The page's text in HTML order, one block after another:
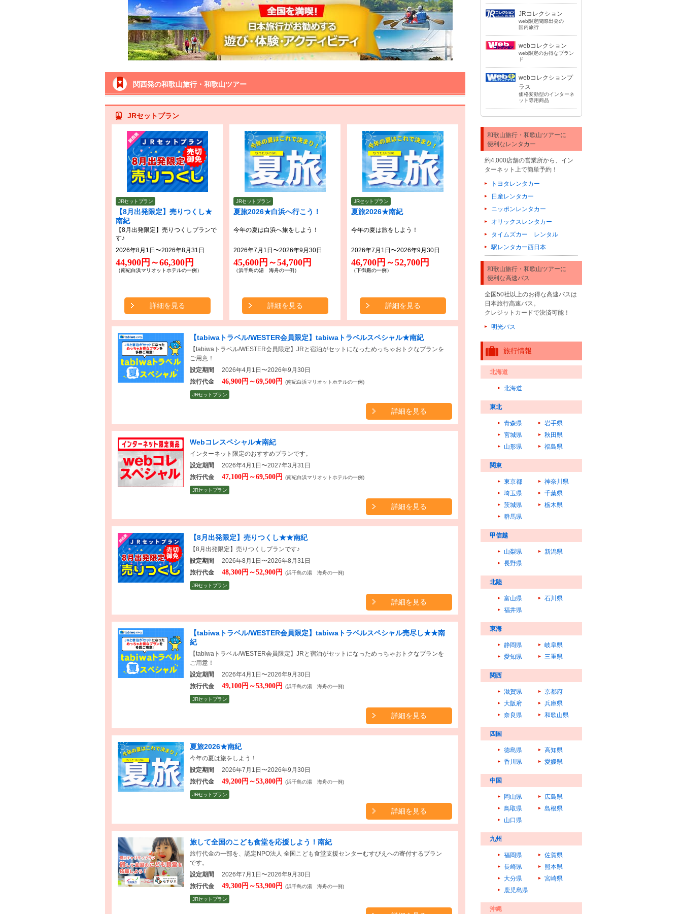
関西発の和歌山旅行・和歌山ツアー
JRセットプラン
JRセットプラン
【8月出発限定】売りつくし★
南紀
【8月出発限定】売りつくしプランで
す♪
2026年8月1日〜2026年8月31日
44,900円～66,300円
（南紀白浜マリオットホテルの一例）
詳細を見る
JRセットプラン
夏旅2026★白浜へ行こう！
今年の夏は白浜へ旅をしよう！
2026年7月1日〜2026年9月30日
45,600円～54,700円
（浜千鳥の湯 海舟の一例）
詳細を見る
JRセットプラン
夏旅2026★南紀
今年の夏は旅をしよう！
2026年7月1日〜2026年9月30日
46,700円～52,700円
（下御殿の一例）
詳細を見る
【tabiwaトラベル/WESTER会員限定】tabiwaトラベルスペシャル★南紀
【tabiwaトラベル/WESTER会員限定】JRと宿泊がセットになっためっちゃおトクなプランを
ご用意！
設定期間 2026年4月1日〜2026年9月30日
旅行代金
46,900円～69,500円 (南紀白浜マリオットホテルの一例)
JRセットプラン
詳細を見る
Webコレスペシャル★南紀
インターネット限定のおすすめプランです。
設定期間 2026年4月1日〜2027年3月31日
旅行代金
47,100円～69,500円 (南紀白浜マリオットホテルの一例)
JRセットプラン
詳細を見る
【8月出発限定】売りつくし★★南紀
【8月出発限定】売りつくしプランです♪
設定期間 2026年8月1日〜2026年8月31日
旅行代金
48,300円～52,900円 (浜千鳥の湯 海舟の一例)
JRセットプラン
詳細を見る
【tabiwaトラベル/WESTER会員限定】tabiwaトラベルスペシャル売尽し★★南
紀
【tabiwaトラベル/WESTER会員限定】JRと宿泊がセットになっためっちゃおトクなプランを
ご用意！
設定期間 2026年4月1日〜2026年9月30日
旅行代金
49,100円～53,900円 (浜千鳥の湯 海舟の一例)
JRセットプラン
詳細を見る
夏旅2026★南紀
今年の夏は旅をしよう！
設定期間 2026年7月1日〜2026年9月30日
旅行代金
49,200円～53,800円 (浜千鳥の湯 海舟の一例)
JRセットプラン
詳細を見る
旅して全国のこども食堂を応援しよう！南紀
旅行代金の一部を、認定NPO法人 全国こども食堂支援センターむすびえへの寄付するプラン
です。
設定期間 2026年7月1日〜2026年9月30日
旅行代金
49,300円～53,900円 (浜千鳥の湯 海舟の一例)
JRセットプラン
JRコレクション
web限定間際出発の
国内旅行
webコレクション
web限定のお得なブラン
ド
webコレクションプ
ラス
価格変動型のインターネ
ット専用商品
和歌山旅行・和歌山ツアーに
便利なレンタカー
約4,000店舗の営業所から、イン
ターネット上で簡単予約！
トヨタレンタカー
日産レンタカー
ニッポンレンタカー
オリックスレンタカー
タイムズカー レンタル
駅レンタカー西日本
和歌山旅行・和歌山ツアーに
便利な高速バス
全国50社以上のお得な高速バスは
日本旅行高速バス。
クレジットカードで決済可能！
明光バス
旅行情報
北海道
北海道
東北
青森県
岩手県
宮城県
秋田県
山形県
福島県
関東
東京都
神奈川県
埼玉県
千葉県
茨城県
栃木県
群馬県
甲信越
山梨県
新潟県
長野県
北陸
富山県
石川県
福井県
東海
静岡県
岐阜県
愛知県
三重県
関西
滋賀県
京都府
大阪府
兵庫県
奈良県
和歌山県
四国
徳島県
高知県
香川県
愛媛県
中国
岡山県
広島県
鳥取県
島根県
山口県
九州
福岡県
佐賀県
長崎県
熊本県
大分県
宮崎県
鹿児島県
沖縄